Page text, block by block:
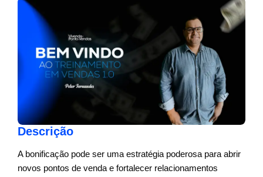
Descrição
A bonificação pode ser uma estratégia poderosa para abrir
novos pontos de venda e fortalecer relacionamentos